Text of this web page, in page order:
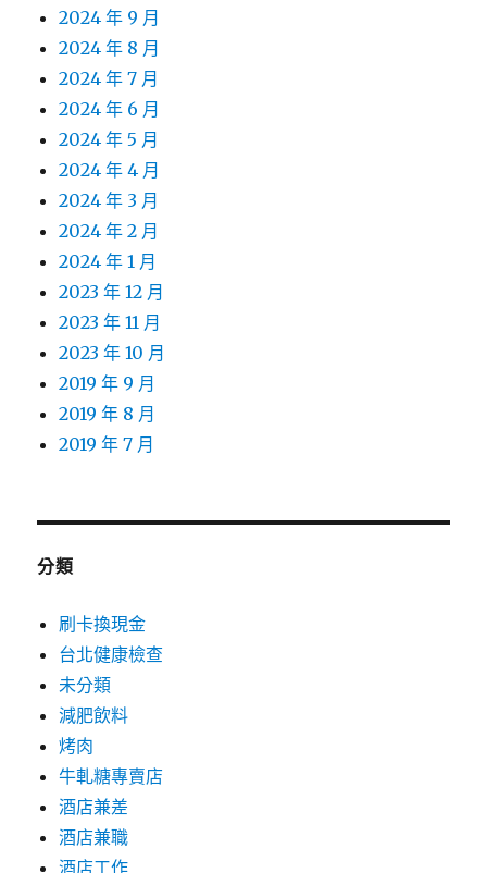
2024 年 9 月
2024 年 8 月
2024 年 7 月
2024 年 6 月
2024 年 5 月
2024 年 4 月
2024 年 3 月
2024 年 2 月
2024 年 1 月
2023 年 12 月
2023 年 11 月
2023 年 10 月
2019 年 9 月
2019 年 8 月
2019 年 7 月
分類
刷卡換現金
台北健康檢查
未分類
減肥飲料
烤肉
牛軋糖專賣店
酒店兼差
酒店兼職
酒店工作